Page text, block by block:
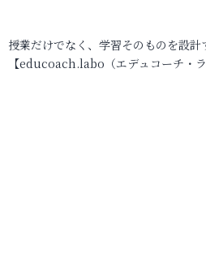
授業だけでなく、学習そのものを設計
【educoach.labo（エデュコーチ・